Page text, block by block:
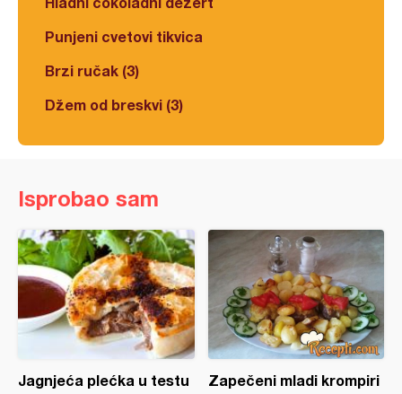
Punjeni cvetovi tikvica
Brzi ručak (3)
Džem od breskvi (3)
Isprobao sam
Jagnjeća plećka u testu Zapečeni mladi krompiri